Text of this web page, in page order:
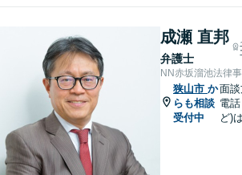
成瀬 直邦
弁護士
NN赤坂溜池法律
狭山市 か
らも相談
受付中
面談
電
ど)